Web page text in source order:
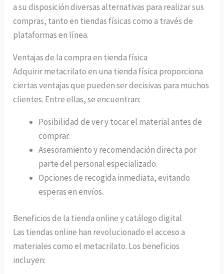
a su disposición diversas alternativas para realizar sus
compras, tanto en tiendas físicas como a través de
plataformas en línea.
Ventajas de la compra en tienda física
Adquirir metacrilato en una tienda física proporciona
ciertas ventajas que pueden ser decisivas para muchos
clientes. Entre ellas, se encuentran:
Posibilidad de ver y tocar el material antes de
comprar.
Asesoramiento y recomendación directa por
parte del personal especializado.
Opciones de recogida inmediata, evitando
esperas en envíos.
Beneficios de la tienda online y catálogo digital
Las tiendas online han revolucionado el acceso a
materiales como el metacrilato. Los beneficios
incluyen: